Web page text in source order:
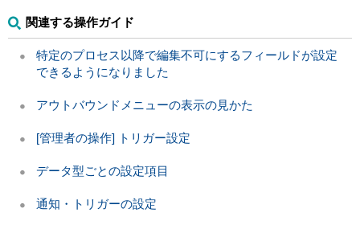
関連する操作ガイド
特定のプロセス以降で編集不可にするフィールドが設定
できるようになりました
アウトバウンドメニューの表示の見かた
[管理者の操作] トリガー設定
データ型ごとの設定項目
通知・トリガーの設定